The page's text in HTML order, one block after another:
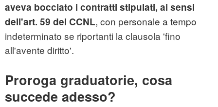
aveva bocciato i contratti stipulati, ai sensi
dell'art. 59 del CCNL, con personale a tempo
indeterminato se riportanti la clausola 'fino
all'avente diritto'.
Proroga graduatorie, cosa
succede adesso?